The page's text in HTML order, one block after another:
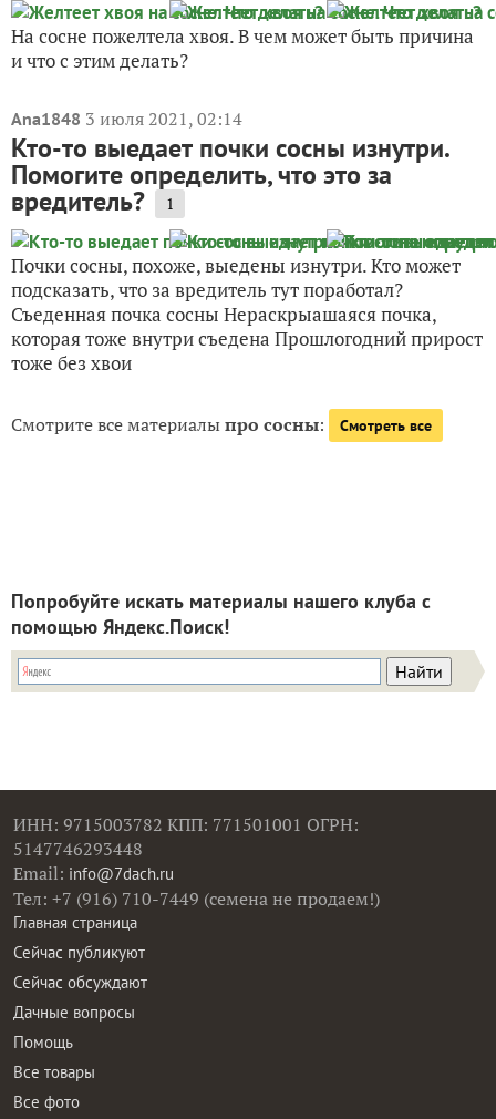
На сосне пожелтела хвоя. В чем может быть причина
и что с этим делать?
Ana1848 3 июля 2021, 02:14
Кто-то выедает почки сосны изнутри.
Помогите определить, что это за
вредитель? 1
Почки сосны, похоже, выедены изнутри. Кто может
подсказать, что за вредитель тут поработал?
Съеденная почка сосны Нераскрыашаяся почка,
которая тоже внутри съедена Прошлогодний прирост
тоже без хвои
Смотрите все материалыпро сосны: Смотреть все
Попробуйте искать материалы нашего клуба с
помощью Яндекс.Поиск!
ИНН: 9715003782 КПП: 771501001 ОГРН:
5147746293448
Email: info@7dach.ru
Тел: +7 (916) 710-7449 (семена не продаем!)
Главная страница
Сейчас публикуют
Сейчас обсуждают
Дачные вопросы
Помощь
Все товары
Все фото